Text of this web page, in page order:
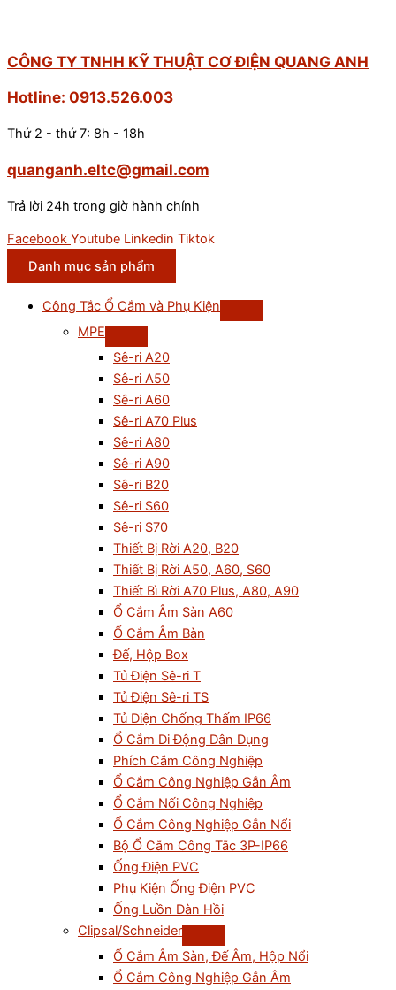
CÔNG TY TNHH KỸ THUẬT CƠ ĐIỆN QUANG ANH
Hotline: 0913.526.003
Thứ 2 - thứ 7: 8h - 18h
quanganh.eltc@gmail.com
Trả lời 24h trong giờ hành chính
Facebook Youtube Linkedin Tiktok
Danh mục sản phẩm
Công Tắc Ổ Cắm và Phụ Kiện
MPE
Sê-ri A20
Sê-ri A50
Sê-ri A60
Sê-ri A70 Plus
Sê-ri A80
Sê-ri A90
Sê-ri B20
Sê-ri S60
Sê-ri S70
Thiết Bị Rời A20, B20
Thiết Bị Rời A50, A60, S60
Thiết Bì Rời A70 Plus, A80, A90
Ổ Cắm Âm Sàn A60
Ổ Cắm Âm Bàn
Đế, Hộp Box
Tủ Điện Sê-ri T
Tủ Điện Sê-ri TS
Tủ Điện Chống Thấm IP66
Ổ Cắm Di Động Dân Dụng
Phích Cắm Công Nghiệp
Ổ Cắm Công Nghiệp Gắn Âm
Ổ Cắm Nối Công Nghiệp
Ổ Cắm Công Nghiệp Gắn Nổi
Bộ Ổ Cắm Công Tắc 3P-IP66
Ống Điện PVC
Phụ Kiện Ống Điện PVC
Ống Luồn Đàn Hồi
Clipsal/Schneider
Ổ Cắm Âm Sàn, Đế Âm, Hộp Nổi
Ổ Cắm Công Nghiệp Gắn Âm